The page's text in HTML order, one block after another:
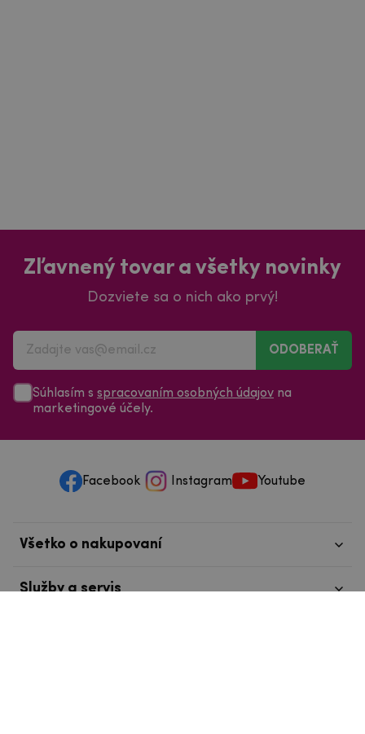
Zľavnený tovar a všetky novinky
Dozviete sa o nich ako prvý!
ODOBERAŤ
Súhlasím s spracovaním osobných údajov na
marketingové účely.
Facebook Instagram Youtube
Všetko o nakupovaní
Služby a servis